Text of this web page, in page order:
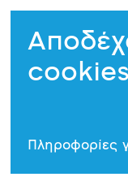
cookies
Πληροφορίες